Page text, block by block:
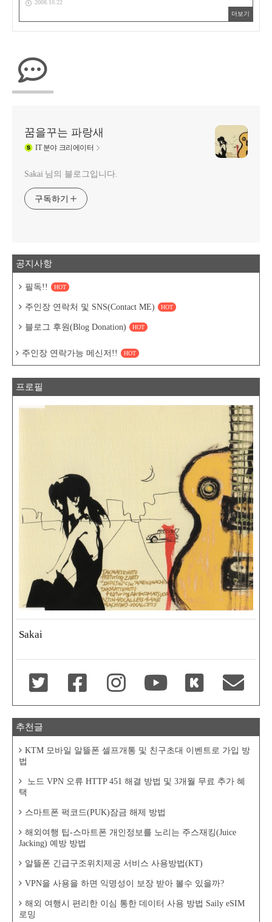
2008.10.22
더보기
꿈을꾸는 파랑새
IT분야 크리에이터
Sakai 님의 블로그입니다.
구독하기
공지사항
필독!! HOT
주인장 연락처 및 SNS(Contact ME) HOT
블로그 후원(Blog Donation) HOT
주인장 연락가능 메신저!! HOT
프로필
Sakai
추천글
KTM 모바일 알뜰폰 셀프개통 및 친구초대 이벤트로 가입 방
법
노드 VPN 오류 HTTP 451 해결 방법 및 3개월 무료 추가 혜
택
스마트폰 퍽코드(PUK)잠금 해제 방법
해외여행 팁-스마트폰 개인정보를 노리는 주스재킹(Juice
Jacking) 예방 방법
알뜰폰 긴급구조위치제공 서비스 사용방법(KT)
VPN을 사용을 하면 익명성이 보장 받아 볼수 있을까?
해외 여행시 편리한 이심 통한 데이터 사용 방법 Saily eSIM
로밍